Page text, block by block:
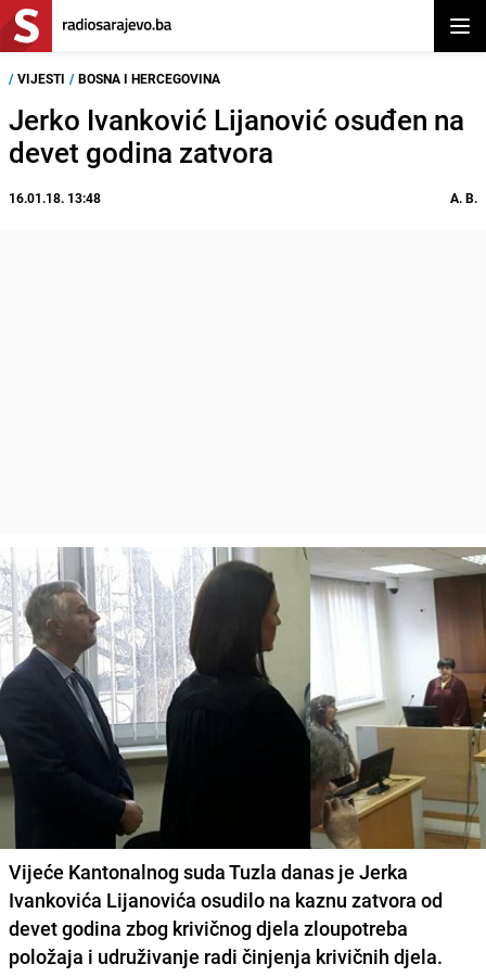
/ VIJESTI / BOSNA I HERCEGOVINA
Jerko Ivanković Lijanović osuđen na
devet godina zatvora
16.01.18. 13:48 A. B.
Vijeće Kantonalnog suda Tuzla danas je Jerka
Ivankovića Lijanovića osudilo na kaznu zatvora od
devet godina zbog krivičnog djela zloupotreba
položaja i udruživanje radi činjenja krivičnih djela.